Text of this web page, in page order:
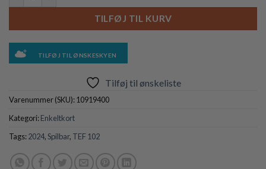
TILFØJ TIL KURV
TILFØJ TIL ØNSKESKYEN
Tilføj til ønskeliste
Varenummer (SKU):10919400
Kategori:Enkeltkort
Tags:2024,Spilbar, TEF 102